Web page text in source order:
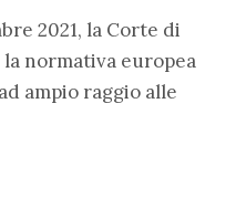
2021, la Corte di
normativa europea
ampio raggio alle